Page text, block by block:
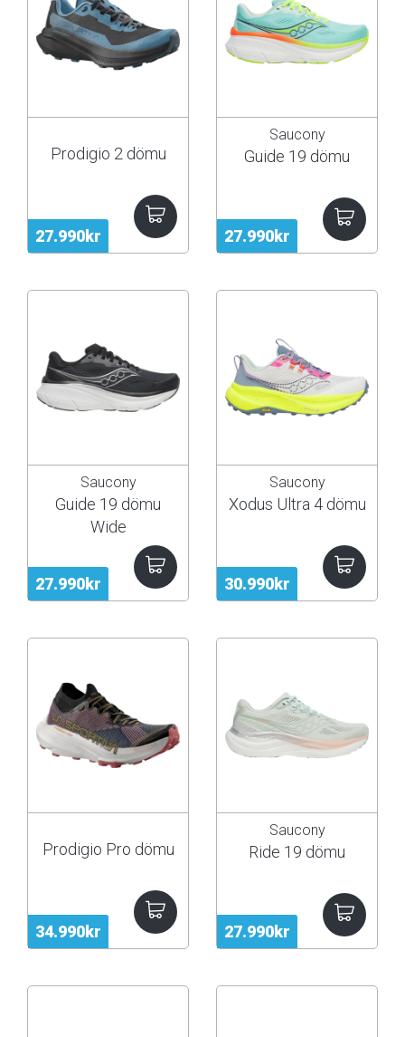
27.990kr
Prodigio 2 dömu
27.990kr
Saucony
Guide 19 dömu
27.990kr
Saucony
Guide 19 dömu
Wide
30.990kr
Saucony
Xodus Ultra 4 dömu
34.990kr
Prodigio Pro dömu
27.990kr
Saucony
Ride 19 dömu